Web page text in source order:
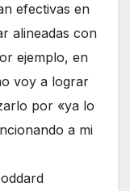
efectivas en
alineadas con
ejemplo, en
voy a lograr
por «ya lo
a mi